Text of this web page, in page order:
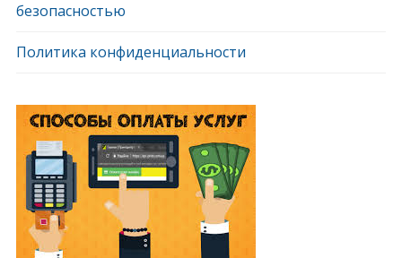
безопасностью
Политика конфиденциальности